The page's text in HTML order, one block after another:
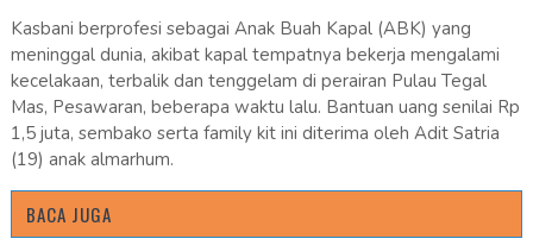
Kasbani berprofesi sebagai Anak Buah Kapal (ABK) yang
meninggal dunia, akibat kapal tempatnya bekerja mengalami
kecelakaan, terbalik dan tenggelam di perairan Pulau Tegal
Mas, Pesawaran, beberapa waktu lalu. Bantuan uang senilai Rp
1,5 juta, sembako serta family kit ini diterima oleh Adit Satria
(19) anak almarhum.
BACA JUGA